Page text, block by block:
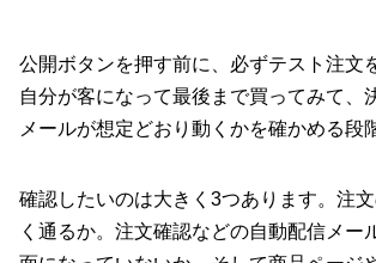
公開ボタンを押す前に、必ずテスト注文
自分が客になって最後まで買ってみて、
メールが想定どおり動くかを確かめる段
確認したいのは大きく3つあります。注
く通るか。注文確認などの自動配信メー